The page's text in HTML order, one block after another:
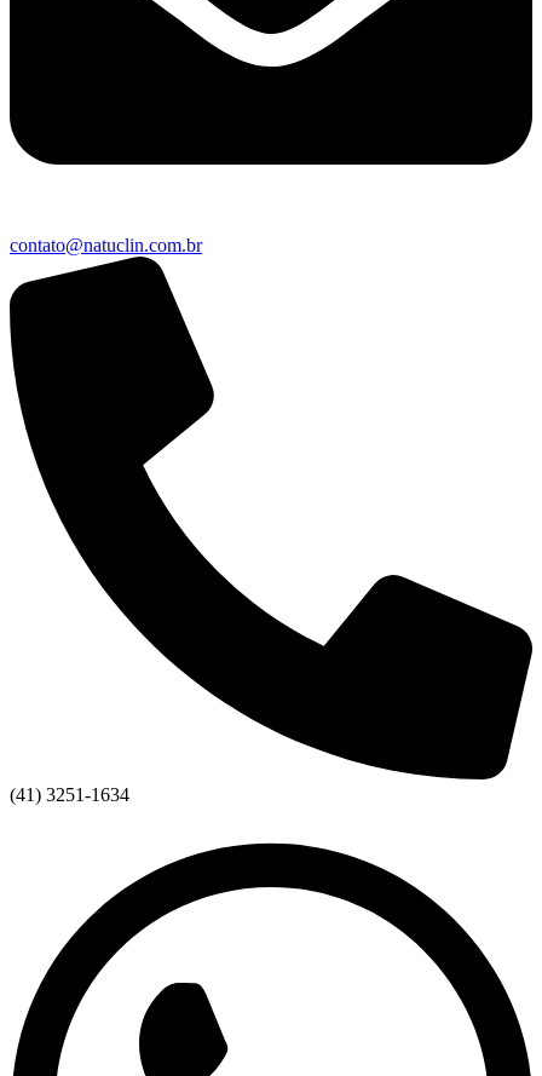
contato@natuclin.com.br
(41) 3251-1634